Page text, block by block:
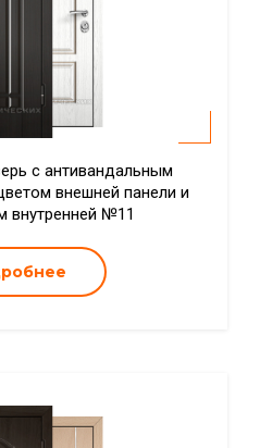
с антивандальным
внешней панели и
внутренней №11